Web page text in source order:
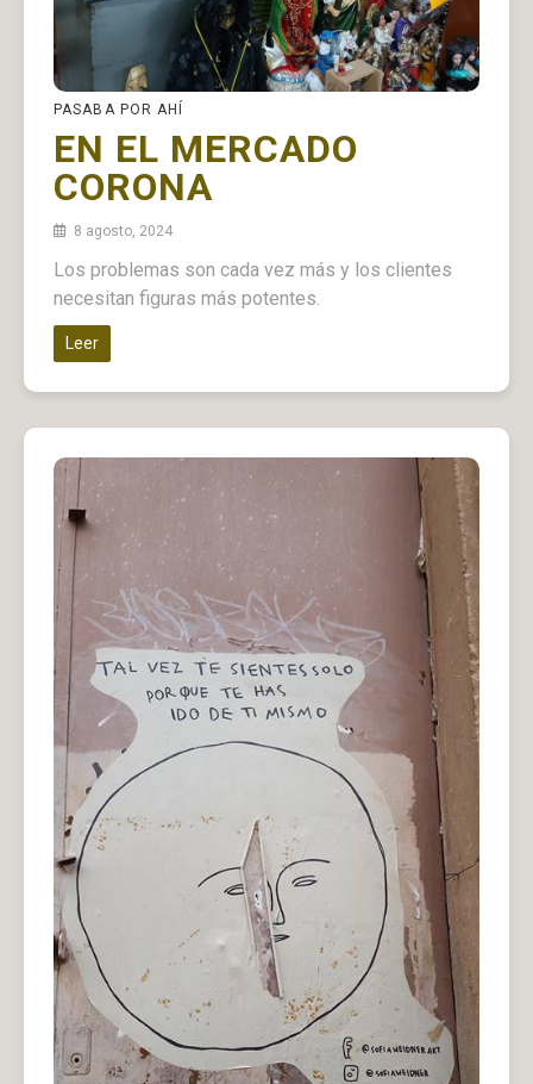
PASABA POR AHÍ
EN EL MERCADO
CORONA
8 agosto, 2024
Los problemas son cada vez más y los clientes
necesitan figuras más potentes.
Leer